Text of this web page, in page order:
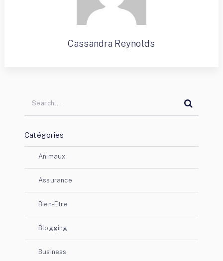
Cassandra Reynolds
Catégories
Animaux
Assurance
Bien-Etre
Blogging
Business